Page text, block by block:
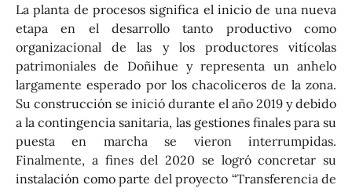
La planta de procesos significa el inicio de una nueva
etapa en el desarrollo tanto productivo como
organizacional de las y los productores vitícolas
patrimoniales de Doñihue y representa un anhelo
largamente esperado por los chacoliceros de la zona.
Su construcción se inició durante el año 2019 y debido
a la contingencia sanitaria, las gestiones finales para su
puesta en marcha se vieron interrumpidas.
Finalmente, a fines del 2020 se logró concretar su
instalación como parte del proyecto “Transferencia de